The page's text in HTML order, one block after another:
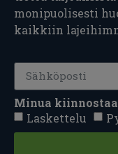
monipuolisesti
kaikkiin
Minua kiinnostaa
Laskettelu